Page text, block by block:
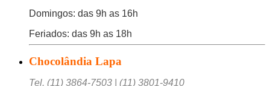
Domingos: das 9h as 16h
Feriados: das 9h as 18h
Chocolândia Lapa
Tel. (11) 3864-7503 | (11) 3801-9410